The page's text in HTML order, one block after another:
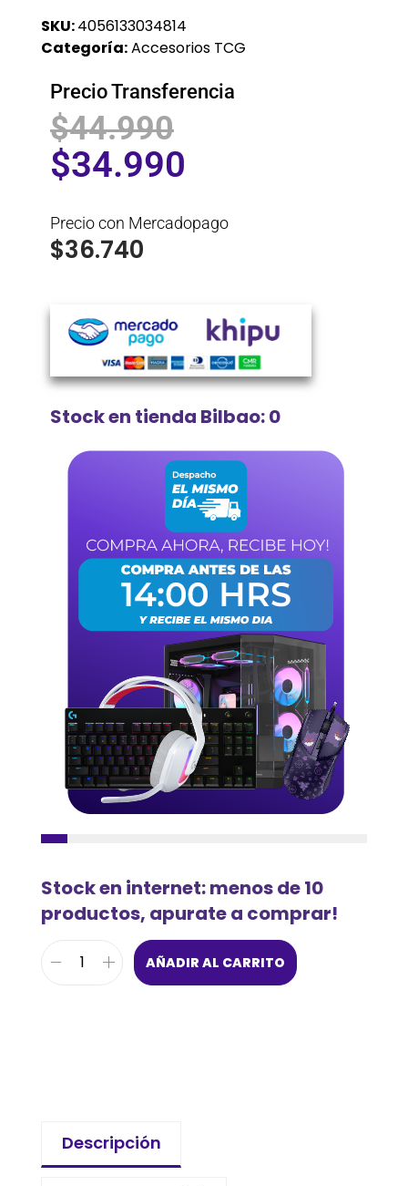
SKU:4056133034814
Categoría:Accesorios TCG
Precio Transferencia
$44.990
$34.990
Precio con Mercadopago
$36.740
Stock en tienda Bilbao: 0
Stock en internet: menos de 10
productos, apurate a comprar!
AÑADIR AL CARRITO
Descripción